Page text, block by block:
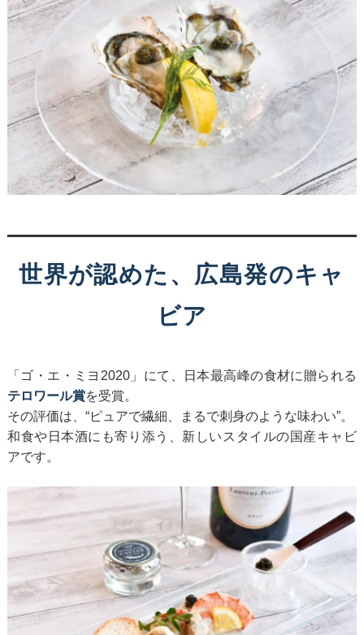
世界が認めた、広島発のキャ
ビア
「ゴ・エ・ミヨ2020」にて、日本最高峰の食材に贈られる
テロワール賞を受賞。
その評価は、“ピュアで繊細、まるで刺身のような味わい”。
和食や日本酒にも寄り添う、新しいスタイルの国産キャビ
アです。